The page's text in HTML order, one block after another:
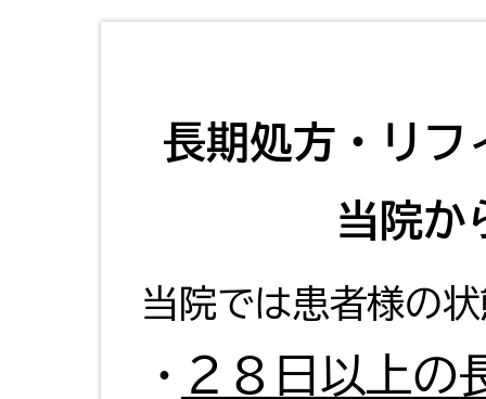
長期処方・リ
当院
当院では患者様の
・ ２ ８日以上の